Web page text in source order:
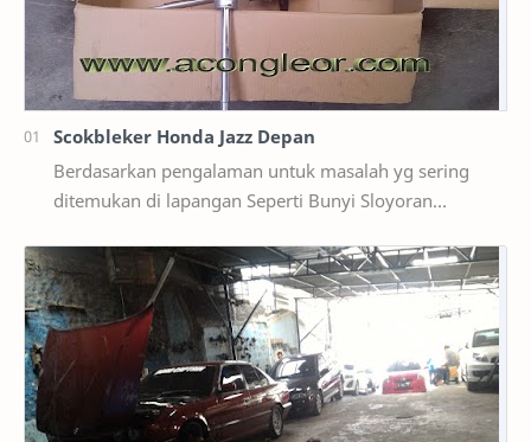
Scokbleker Honda Jazz Depan
Berdasarkan pengalaman untuk masalah yg sering
ditemukan di lapangan Seperti Bunyi Sloyoran